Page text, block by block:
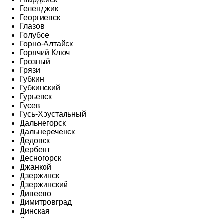
Геленджик
Георгиевск
Глазов
Голубое
Горно-Алтайск
Горячий Ключ
Грозный
Грязи
Губкин
Губкинский
Гурьевск
Гусев
Гусь-Хрустальный
Дальнегорск
Дальнереченск
Дедовск
Дербент
Десногорск
Джанкой
Дзержинск
Дзержинский
Дивеево
Димитровград
Динская